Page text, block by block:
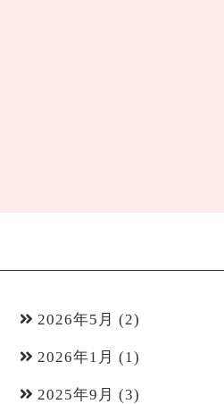
2026年5月 (2)
2026年1月 (1)
2025年9月 (3)